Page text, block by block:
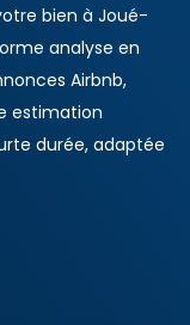
bien à Joué-
analyse en
Airbnb,
estimation
durée, adaptée